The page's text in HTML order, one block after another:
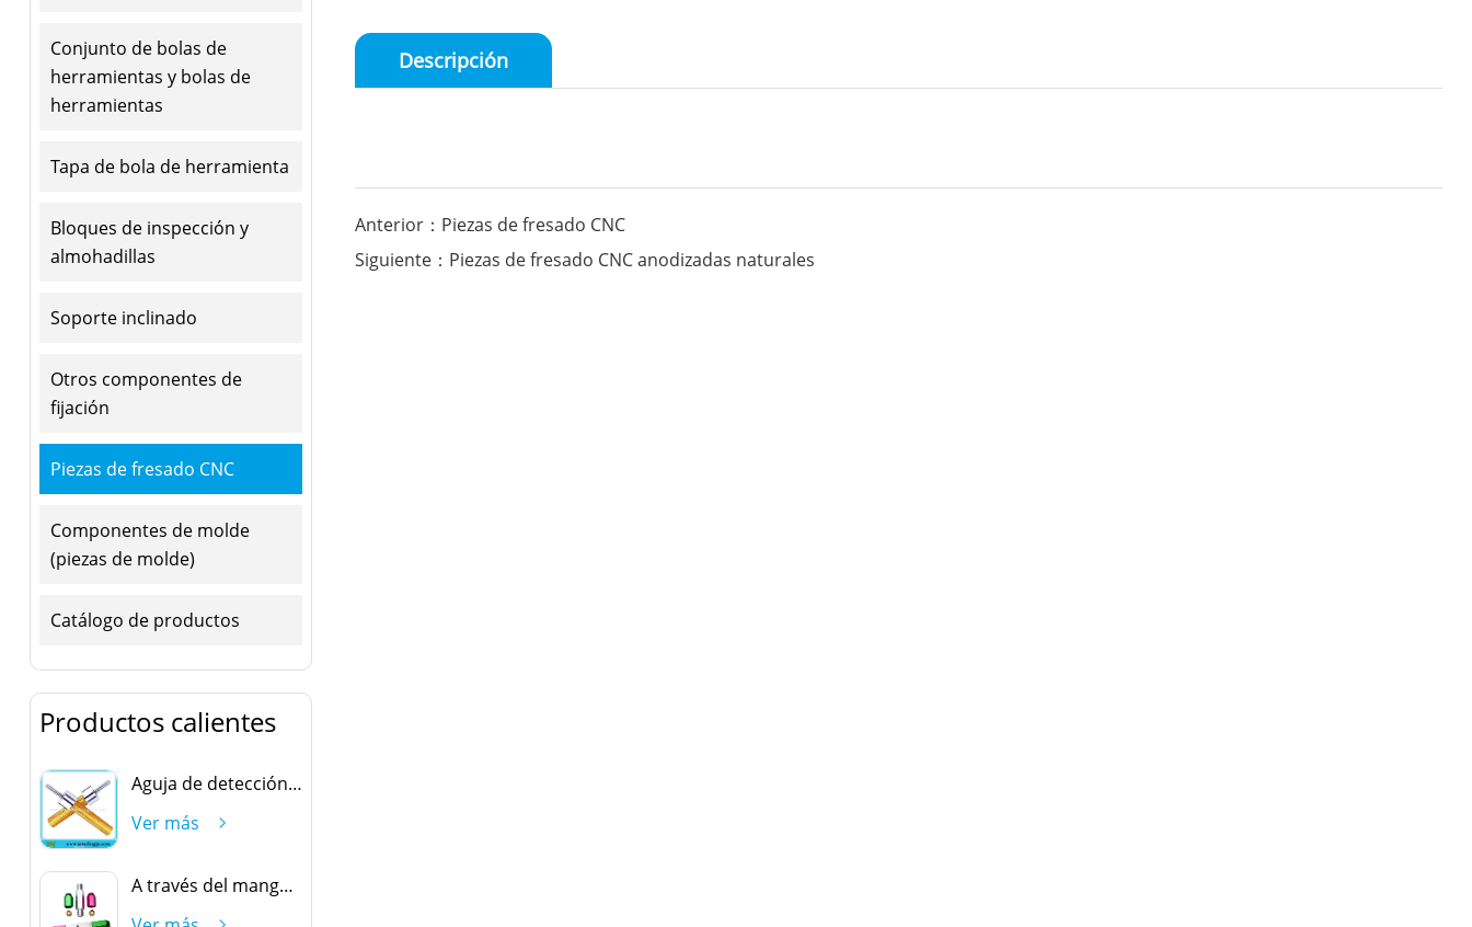
Conjunto de bolas de
herramientas y bolas de
herramientas
Tapa de bola de herramienta
Bloques de inspección y
almohadillas
Soporte inclinado
Otros componentes de
fijación
Piezas de fresado CNC
Componentes de molde
(piezas de molde)
Catálogo de productos
Productos calientes
Aguja de detección oval
Ver más
A través del mango del freno
Descripción
Anterior：Piezas de fresado CNC
Siguiente：Piezas de fresado CNC anodizadas naturales